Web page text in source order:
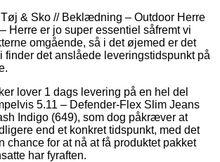
& Sko // Beklædning – Outdoor Herre
Herre er jo super essentiel såfremt vi
omgående, så i det øjemed er det
finder det anslåede leveringstidspunkt på
lover 1 dags levering på en hel del
5.11 – Defender-Flex Slim Jeans
Indigo (649), som dog påkræver at
end et konkret tidspunkt, med det
chance for at nå at få produktet pakket
har fyraften.